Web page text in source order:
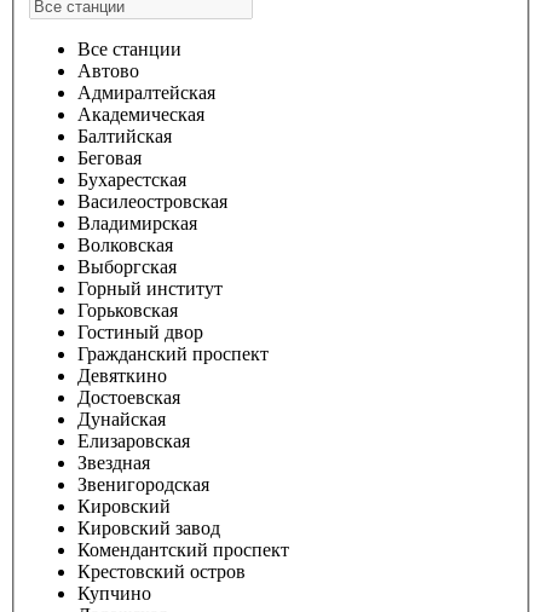
Все станции
Автово
Адмиралтейская
Академическая
Балтийская
Беговая
Бухарестская
Василеостровская
Владимирская
Волковская
Выборгская
Горный институт
Горьковская
Гостиный двор
Гражданский проспект
Девяткино
Достоевская
Дунайская
Елизаровская
Звездная
Звенигородская
Кировский
Кировский завод
Комендантский проспект
Крестовский остров
Купчино